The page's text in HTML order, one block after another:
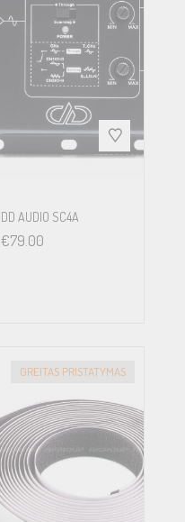
DD AUDIO SC4A
€79.00
GREITAS PRISTATYMAS